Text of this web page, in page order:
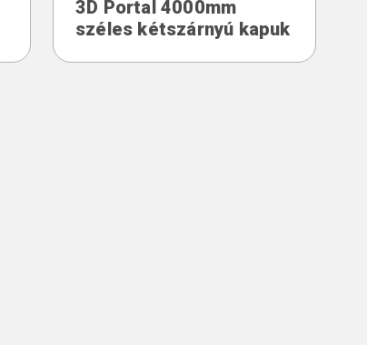
3D Portal 4000mm
széles kétszárnyú kapuk